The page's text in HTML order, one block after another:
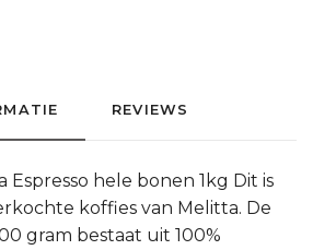
REVIEWS
Espresso hele bonen 1kg Dit is
koffies van Melitta. De
gram bestaat uit 100%